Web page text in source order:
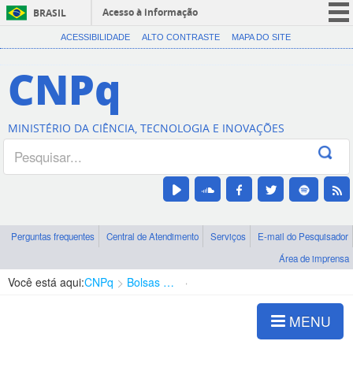
BRASIL
Acesso à informação
CORONAVÍRUS (COVID-19)
Canais
ACESSIBILIDADE ALTO CONTRASTE MAPA DO SITE
CNPq
MINISTÉRIO DA CIÊNCIA, TECNOLOGIA E INOVAÇÕES
Perguntas frequentes Central de Atendimento Serviços
E-mail do Pesquisador
Área de imprensa
Você está aqui:CNPq Bolsas e Auxílios Vigentes
MENU